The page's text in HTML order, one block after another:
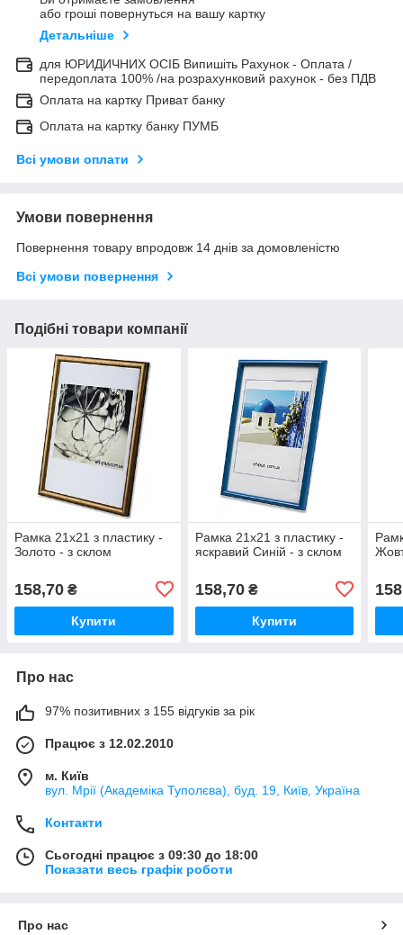
або гроші повернуться на вашу картку
Детальніше
для ЮРИДИЧНИХ ОСІБ Випишіть Рахунок - Оплата /
передоплата 100% /на розрахунковий рахунок - без ПДВ
Оплата на картку Приват банку
Оплата на картку банку ПУМБ
Всі умови оплати
Умови повернення
Повернення товару впродовж 14 днів за домовленістю
Всі умови повернення
Подібні товари компанії
Рамка 21x21 з пластику -
Золото - з склом
158,70 ₴
Купити
Рамка 21х21 з пластику -
яскравий Синій - з склом
158,70₴
Купити
Про нас
97% позитивних з 155 відгуків за рік
Працює з 12.02.2010
м. Київ
вул. Мрії (Академіка Туполєва), буд. 19, Київ, Україна
Контакти
Сьогодні працює з 09:30 до 18:00
Показати весь графік роботи
Про нас